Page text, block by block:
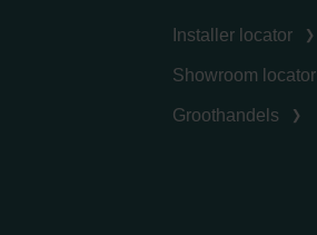
Installer locator
Showroom locator
Groothandels